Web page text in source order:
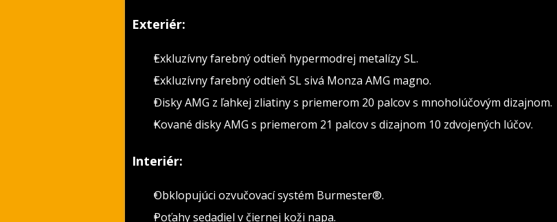
Exteriér:
Exkluzívny farebný odtieň hypermodrej metalízy SL.
Exkluzívny farebný odtieň SL sivá Monza AMG magno.
Disky AMG z ľahkej zliatiny s priemerom 20 palcov s mnoholúčovým dizajnom.
Kované disky AMG s priemerom 21 palcov s dizajnom 10 zdvojených lúčov.
Interiér:
Obklopujúci ozvučovací systém Burmester®.
Poťahy sedadiel v čiernej koži napa.